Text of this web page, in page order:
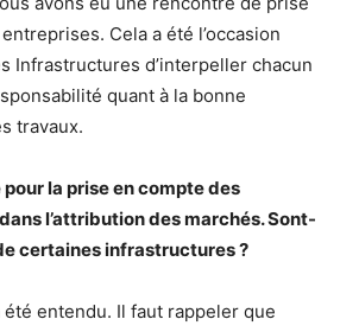
Cela a été l’occasion
Infrastructures d’interpeller chacun
quant à la bonne
travaux.
pour la prise en compte des
l’attribution des marchés. Sont-
certaines infrastructures ?
été entendu. Il faut rappeler que